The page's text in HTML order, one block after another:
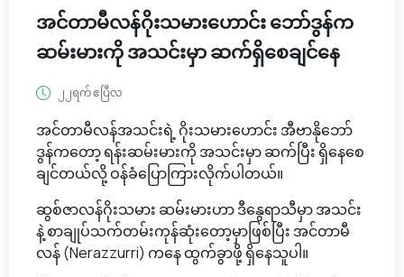
အင်တာမီလန်ဂိုးသမားဟောင်း ဘော်ဒွန်က
ဆမ်းမားကို အသင်းမှာ ဆက်ရှိစေချင်နေ
၂၂ရက် ဧပြီလ
အင်တာမီလန်အသင်းရဲ့ ဂိုးသမားဟောင်း အီဗာနိုဘော်
ဒွန်ကတော့ ရန်းဆမ်းမားကို အသင်းမှာ ဆက်ပြီး ရှိနေစေ
ချင်တယ်လို့ ဝန်ခံပြောကြားလိုက်ပါတယ်။
ဆွစ်ဇာလန်ဂိုးသမား ဆမ်းမားဟာ ဒီနွေရာသီမှာ အသင်း
နဲ့ စာချုပ်သက်တမ်းကုန်ဆုံးတော့မှာဖြစ်ပြီး အင်တာမီ
လန် (Nerazzurri) ကနေ ထွက်ခွာဖို့ ရှိနေသူပါ။